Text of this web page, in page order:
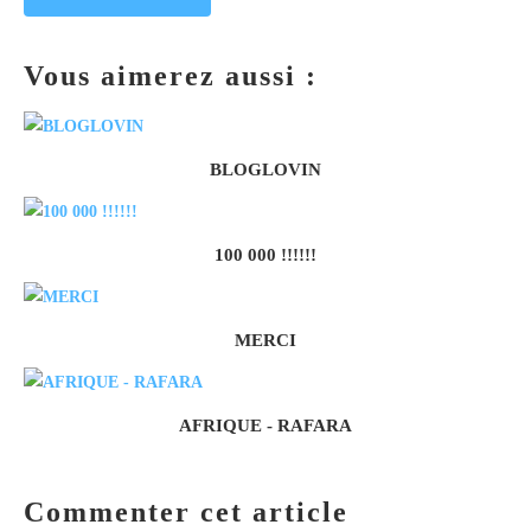
Vous aimerez aussi :
BLOGLOVIN
100 000 !!!!!!
MERCI
AFRIQUE - RAFARA
Commenter cet article